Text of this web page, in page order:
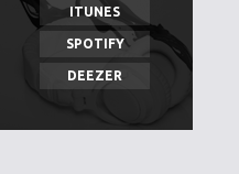
ITUNES
SPOTIFY
DEEZER